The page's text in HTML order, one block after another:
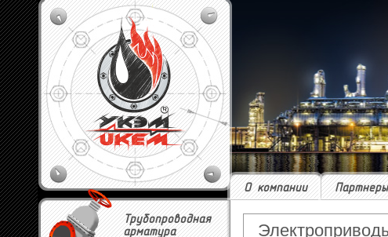
О компании Партнеры
Трубопроводная
арматура